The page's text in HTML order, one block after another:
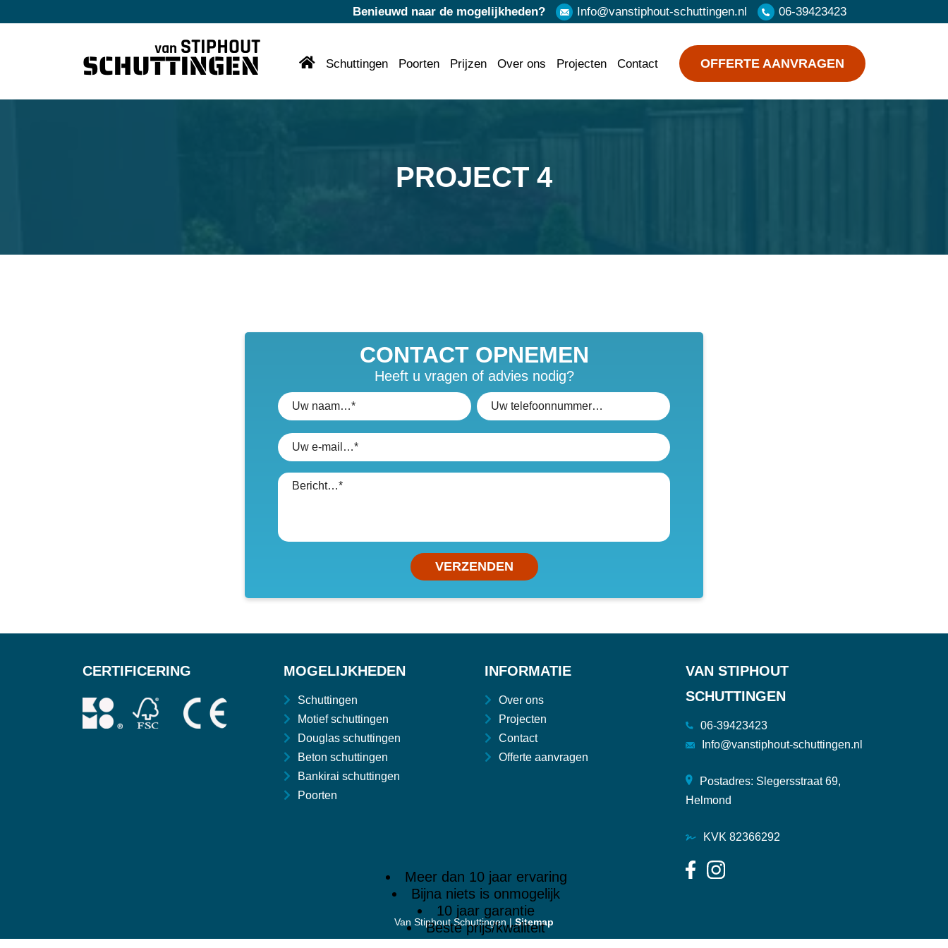
Benieuwd naar de mogelijkheden? Info@vanstiphout-schuttingen.nl 06-39423423
Schuttingen Poorten Prijzen Over ons Projecten Contact OFFERTE AANVRAGEN
PROJECT 4
Meer dan 10 jaar ervaring
Bijna niets is onmogelijk
10 jaar garantie
Beste prijs/kwaliteit
CONTACT OPNEMEN
Heeft u vragen of advies nodig?
VERZENDEN
CERTIFICERING MOGELIJKHEDEN
Schuttingen
Motief schuttingen
Douglas schuttingen
Beton schuttingen
Bankirai schuttingen
Poorten
INFORMATIE
Over ons
Projecten
Contact
Offerte aanvragen
VAN STIPHOUT
SCHUTTINGEN
06-39423423
Info@vanstiphout-schuttingen.nl
Postadres: Slegersstraat 69,
Helmond
KVK 82366292
Van Stiphout Schuttingen | Sitemap